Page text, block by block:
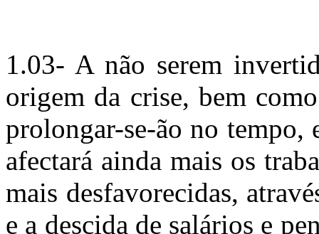
1.03- A não serem
origem da crise, bem
prolongar-se-ão no tempo,
afectará ainda mais os
mais desfavorecidas,
e a descida de salários e